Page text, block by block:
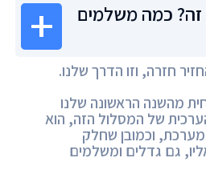
כמה משלמים
חזרה, וזו הדרך שלנו.
מהשנה הראשונה שלנו
של המסלול הזה, הוא
וכמובן שחלק
גם גדלים ומשלמים